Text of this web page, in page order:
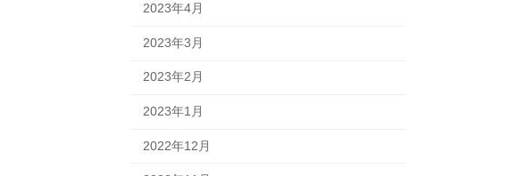
2023年4月
2023年3月
2023年2月
2023年1月
2022年12月